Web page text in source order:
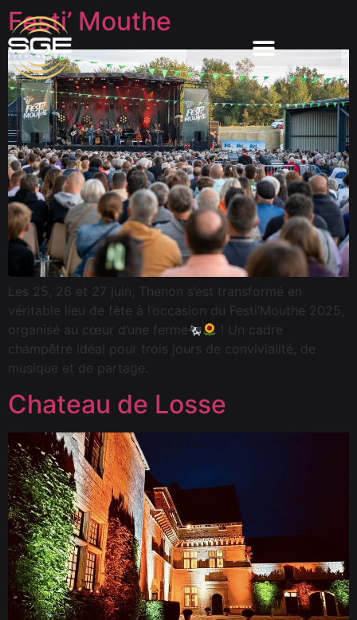
Festi’ Mouthe
Les 25, 26 et 27 juin, Thenon s’est transformé en
véritable lieu de fête à l’occasion du Festi’Mouthe 2025,
organisé au cœur d’une ferme
! Un cadre
champêtre idéal pour trois jours de convivialité, de
musique et de partage.
Chateau de Losse